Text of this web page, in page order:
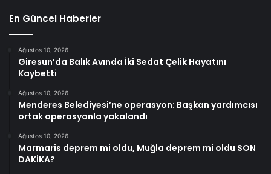
En Güncel Haberler
Ağustos 10, 2026
Giresun’da Balık Avında İki Sedat Çelik Hayatını
Kaybetti
Ağustos 10, 2026
Menderes Belediyesi’ne operasyon: Başkan yardımcısı
ortak operasyonla yakalandı
Ağustos 10, 2026
Marmaris deprem mi oldu, Muğla deprem mi oldu SON
DAKİKA?